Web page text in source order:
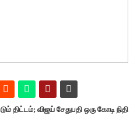
திட்டம்; விஜய் சேதுபதி ஒரு கோடி நிதி